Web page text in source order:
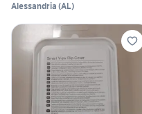
Alessandria (AL)